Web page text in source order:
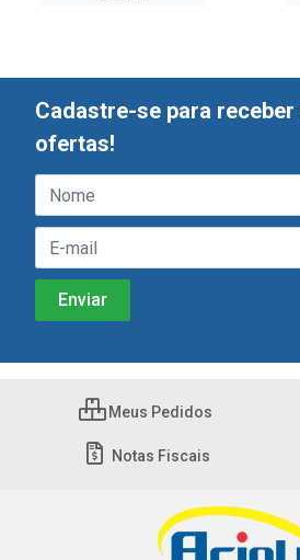
Cadastre-se para
ofertas!
Meus Pedidos
Notas Fiscais